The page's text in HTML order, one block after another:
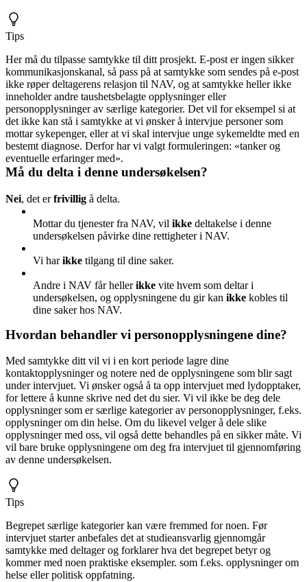
Tips
Her må du tilpasse samtykke til ditt prosjekt. E-post er ingen sikker
kommunikasjonskanal, så pass på at samtykke som sendes på e-post
ikke røper deltagerens relasjon til NAV, og at samtykke heller ikke
inneholder andre taushetsbelagte opplysninger eller
personopplysninger av særlige kategorier. Det vil for eksempel si at
det ikke kan stå i samtykke at vi ønsker å intervjue personer som
mottar sykepenger, eller at vi skal intervjue unge sykemeldte med en
bestemt diagnose. Derfor har vi valgt formuleringen: «tanker og
eventuelle erfaringer med».
Må du delta i denne undersøkelsen?
Nei, det erfrivillig å delta.
Mottar du tjenester fra NAV, vil ikke deltakelse i denne
undersøkelsen påvirke dine rettigheter i NAV.
Vi harikke tilgang til dine saker.
Andre i NAV får hellerikke vite hvem som deltar i
undersøkelsen, og opplysningene du gir kan ikke kobles til
dine saker hos NAV.
Hvordan behandler vi personopplysningene dine?
Med samtykke ditt vil vi i en kort periode lagre dine
kontaktopplysninger og notere ned de opplysningene som blir sagt
under intervjuet. Vi ønsker også å ta opp intervjuet med lydopptaker,
for lettere å kunne skrive ned det du sier. Vi vil ikke be deg dele
opplysninger som er særlige kategorier av personopplysninger, f.eks.
opplysninger om din helse. Om du likevel velger å dele slike
opplysninger med oss, vil også dette behandles på en sikker måte. Vi
vil bare bruke opplysningene om deg fra intervjuet til gjennomføring
av denne undersøkelsen.
Tips
Begrepet særlige kategorier kan være fremmed for noen. Før
intervjuet starter anbefales det at studieansvarlig gjennomgår
samtykke med deltager og forklarer hva det begrepet betyr og
kommer med noen praktiske eksempler. som f.eks. opplysninger om
helse eller politisk oppfatning.